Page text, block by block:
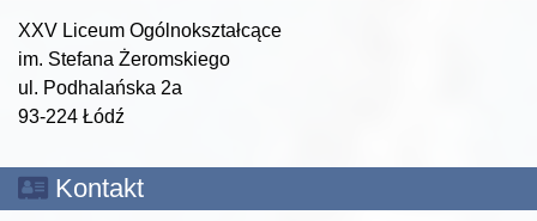
XXV Liceum Ogólnokształcące
im. Stefana Żeromskiego
ul. Podhalańska 2a
93-224 Łódź
Kontakt